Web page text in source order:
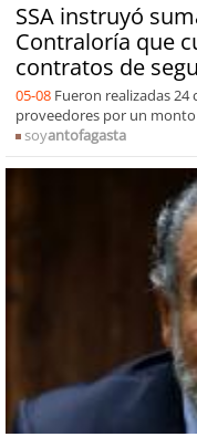
SSA instruyó
Contraloría que
contratos de
05-08 Fueron realizadas
proveedores por un monto
soyantofagasta